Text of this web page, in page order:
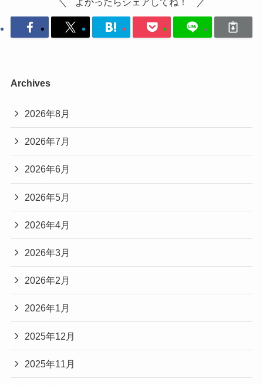
Archives
2026年8月
2026年7月
2026年6月
2026年5月
2026年4月
2026年3月
2026年2月
2026年1月
2025年12月
2025年11月